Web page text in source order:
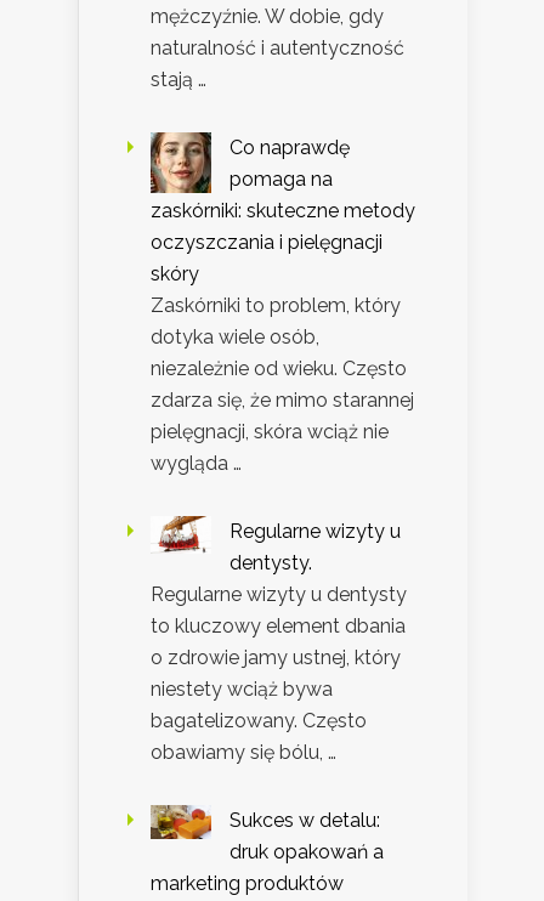
mężczyźnie. W dobie, gdy
naturalność i autentyczność
stają …
Co naprawdę
pomaga na
zaskórniki: skuteczne metody
oczyszczania i pielęgnacji
skóry
Zaskórniki to problem, który
dotyka wiele osób,
niezależnie od wieku. Często
zdarza się, że mimo starannej
pielęgnacji, skóra wciąż nie
wygląda …
Regularne wizyty u
dentysty.
Regularne wizyty u dentysty
to kluczowy element dbania
o zdrowie jamy ustnej, który
niestety wciąż bywa
bagatelizowany. Często
obawiamy się bólu, …
Sukces w detalu:
druk opakowań a
marketing produktów